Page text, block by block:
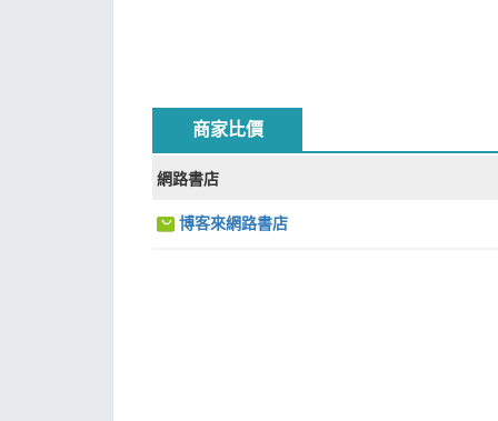
商家比價
網路書店
博客來網路書店